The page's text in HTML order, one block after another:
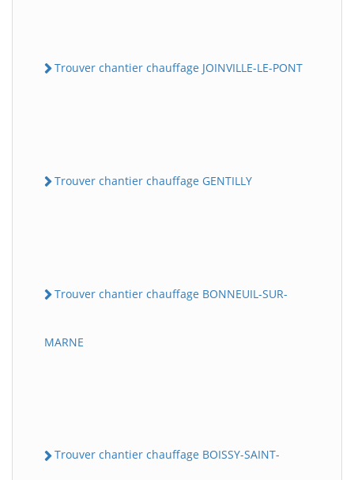
Trouver chantier chauffage JOINVILLE-LE-PONT
Trouver chantier chauffage GENTILLY
Trouver chantier chauffage BONNEUIL-SUR-
MARNE
Trouver chantier chauffage BOISSY-SAINT-